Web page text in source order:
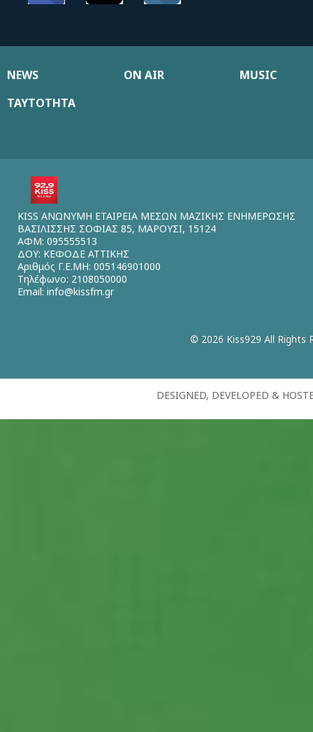
NEWS ON AIR
MUSIC
ΤΑΥΤΟΤΗΤΑ
KISS ΑΝΩΝΥΜΗ ΕΤΑΙΡΕΙΑ ΜΕΣΩΝ ΜΑΖΙΚΗΣ ΕΝΗΜΕΡΩΣΗΣ
ΒΑΣΙΛΙΣΣΗΣ ΣΟΦΙΑΣ 85, ΜΑΡΟΥΣΙ, 15124
ΑΦΜ: 095555513
ΔΟΥ: ΚΕΦΟΔΕ ΑΤΤΙΚΗΣ
Αριθμός Γ.Ε.ΜΗ: 005146901000
Τηλέφωνο: 2108050000
Email: info@kissfm.gr
© 2026 Kiss929 All Rights
DESIGNED, DEVELOPED &